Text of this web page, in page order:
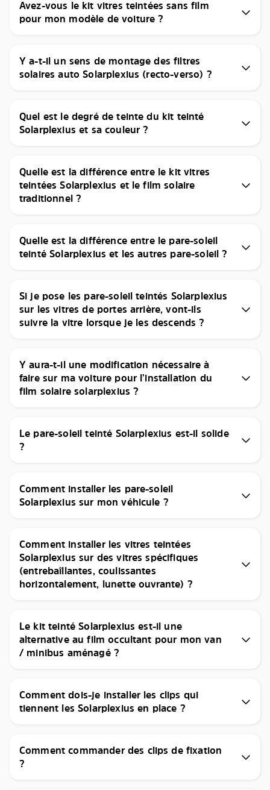
Avez-vous le kit vitres teintées sans film
pour mon modèle de voiture ?
Y a-t-il un sens de montage des filtres
solaires auto Solarplexius (recto-verso) ?
Quel est le degré de teinte du kit teinté
Solarplexius et sa couleur ?
Quelle est la différence entre le kit vitres
teintées Solarplexius et le film solaire
traditionnel ?
Quelle est la différence entre le pare-soleil
teinté Solarplexius et les autres pare-soleil ?
Si je pose les pare-soleil teintés Solarplexius
sur les vitres de portes arrière, vont-ils
suivre la vitre lorsque je les descends ?
Y aura-t-il une modification nécessaire à
faire sur ma voiture pour l’installation du
film solaire solarplexius ?
Le pare-soleil teinté Solarplexius est-il solide
?
Comment installer les pare-soleil
Solarplexius sur mon véhicule ?
Comment installer les vitres teintées
Solarplexius sur des vitres spécifiques
(entrebaîllantes, coulissantes
horizontalement, lunette ouvrante) ?
Le kit teinté Solarplexius est-il une
alternative au film occultant pour mon van
/ minibus aménagé ?
Comment dois-je installer les clips qui
tiennent les Solarplexius en place ?
Comment commander des clips de fixation
?